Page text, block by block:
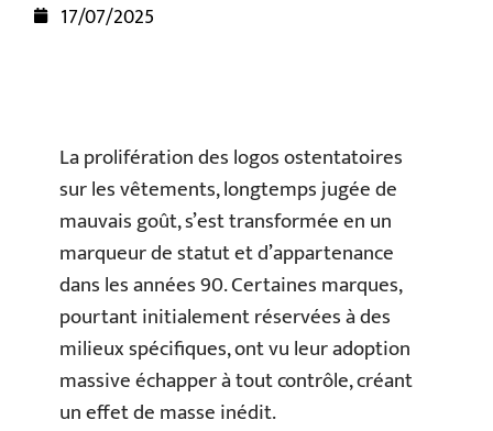
17/07/2025
La prolifération des logos ostentatoires
sur les vêtements, longtemps jugée de
mauvais goût, s’est transformée en un
marqueur de statut et d’appartenance
dans les années 90. Certaines marques,
pourtant initialement réservées à des
milieux spécifiques, ont vu leur adoption
massive échapper à tout contrôle, créant
un effet de masse inédit.